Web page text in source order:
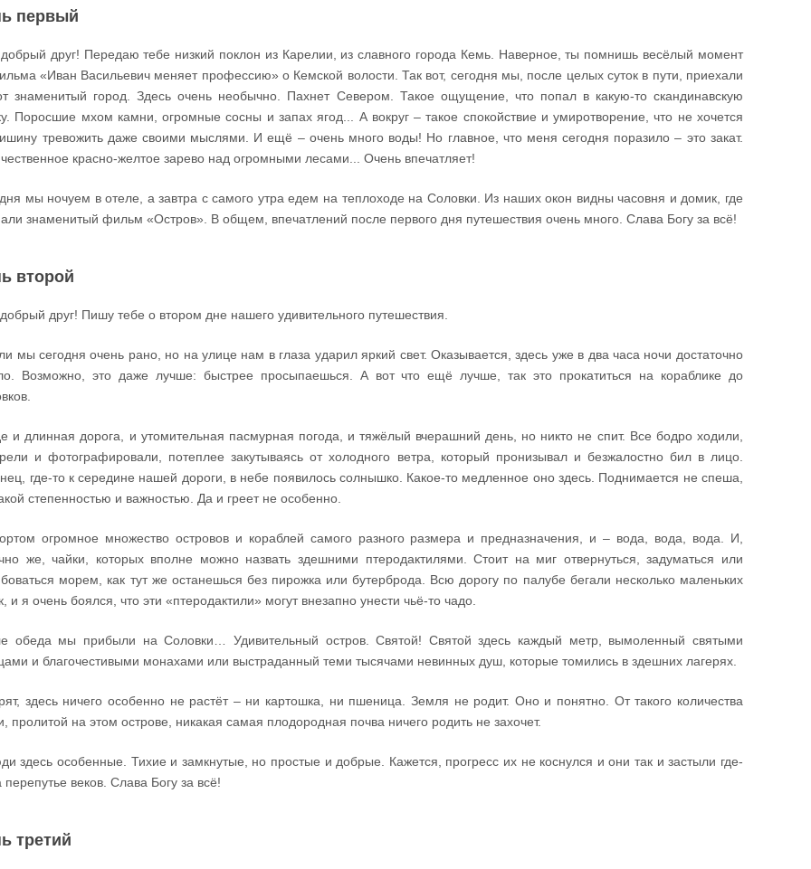
первый
друг! Передаю тебе низкий поклон из Карелии, из славного города Кемь. Наверное, ты помнишь весёлый момент
«Иван Васильевич меняет профессию» о Кемской волости. Так вот, сегодня мы, после целых суток в пути, приехали
знаменитый город. Здесь очень необычно. Пахнет Севером. Такое ощущение, что попал в какую-то скандинавскую
Поросшие мхом камни, огромные сосны и запах ягод... А вокруг – такое спокойствие и умиротворение, что не хочется
тревожить даже своими мыслями. И ещё – очень много воды! Но главное, что меня сегодня поразило – это закат.
красно-желтое зарево над огромными лесами... Очень впечатляет!
мы ночуем в отеле, а завтра с самого утра едем на теплоходе на Соловки. Из наших окон видны часовня и домик, где
знаменитый фильм «Остров». В общем, впечатлений после первого дня путешествия очень много. Слава Богу за всё!
второй
друг! Пишу тебе о втором дне нашего удивительного путешествия.
мы сегодня очень рано, но на улице нам в глаза ударил яркий свет. Оказывается, здесь уже в два часа ночи достаточно
Возможно, это даже лучше: быстрее просыпаешься. А вот что ещё лучше, так это прокатиться на кораблике до
и длинная дорога, и утомительная пасмурная погода, и тяжёлый вчерашний день, но никто не спит. Все бодро ходили,
и фотографировали, потеплее закутываясь от холодного ветра, который пронизывал и безжалостно бил в лицо.
где-то к середине нашей дороги, в небе появилось солнышко. Какое-то медленное оно здесь. Поднимается не спеша,
степенностью и важностью. Да и греет не особенно.
огромное множество островов и кораблей самого разного размера и предназначения, и – вода, вода, вода. И,
же, чайки, которых вполне можно назвать здешними птеродактилями. Стоит на миг отвернуться, задуматься или
морем, как тут же останешься без пирожка или бутерброда. Всю дорогу по палубе бегали несколько маленьких
и я очень боялся, что эти «птеродактили» могут внезапно унести чьё-то чадо.
обеда мы прибыли на Соловки… Удивительный остров. Святой! Святой здесь каждый метр, вымоленный святыми
и благочестивыми монахами или выстраданный теми тысячами невинных душ, которые томились в здешних лагерях.
здесь ничего особенно не растёт – ни картошка, ни пшеница. Земля не родит. Оно и понятно. От такого количества
пролитой на этом острове, никакая самая плодородная почва ничего родить не захочет.
здесь особенные. Тихие и замкнутые, но простые и добрые. Кажется, прогресс их не коснулся и они так и застыли где-
перепутье веков. Слава Богу за всё!
третий